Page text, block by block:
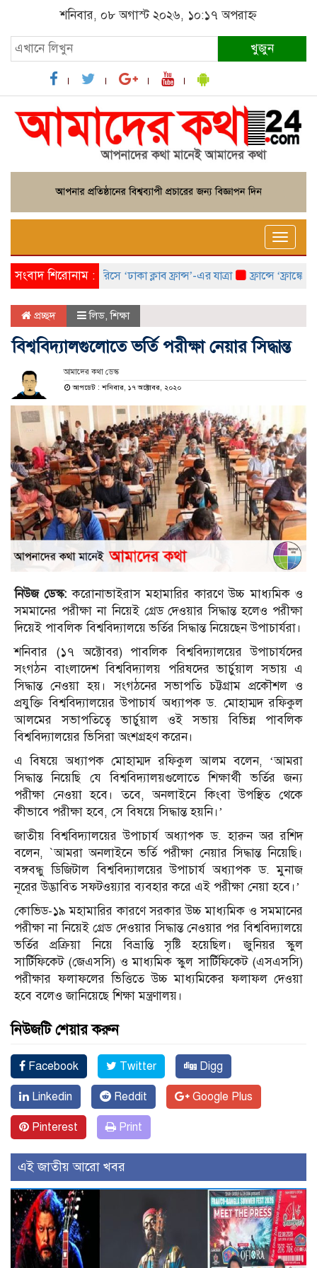
শনিবার, ০৮ অগাস্ট ২০২৬, ১০:১৭ অপরাহ্ন
খুজুন
Toggle
সংবাদ শিরোনাম :প্যারিসে ‘ঢাকা ক্লাব ফ্রান্স’-এর যাত্রা ফ্রান্সে ‘ফ্রাঙ্কো
প্রচ্ছদ লিড,শিক্ষা
বিশ্ববিদ্যালগুলোতে ভর্তি পরীক্ষা নেয়ার সিদ্ধান্ত
আমাদের কথা ডেস্ক
আপডেট : শনিবার, ১৭ অক্টোবর, ২০২০
নিউজ ডেস্ক: করোনাভাইরাস মহামারির কারণে উচ্চ মাধ্যমিক ও
সমমানের পরীক্ষা না নিয়েই গ্রেড দেওয়ার সিদ্ধান্ত হলেও পরীক্ষা
দিয়েই পাবলিক বিশ্ববিদ্যালয়ে ভর্তির সিদ্ধান্ত নিয়েছেন উপাচার্যরা।
শনিবার (১৭ অক্টোবর) পাবলিক বিশ্ববিদ্যালয়ের উপাচার্যদের
সংগঠন বাংলাদেশ বিশ্ববিদ্যালয় পরিষদের ভার্চুয়াল সভায় এ
সিদ্ধান্ত নেওয়া হয়। সংগঠনের সভাপতি চট্টগ্রাম প্রকৌশল ও
প্রযুক্তি বিশ্ববিদ্যালয়ের উপাচার্য অধ্যাপক ড. মোহাম্মদ রফিকুল
আলমের সভাপতিত্বে ভার্চুয়াল ওই সভায় বিভিন্ন পাবলিক
বিশ্ববিদ্যালয়ের ভিসিরা অংশগ্রহণ করেন।
এ বিষয়ে অধ্যাপক মোহাম্মদ রফিকুল আলম বলেন, ‘আমরা
সিদ্ধান্ত নিয়েছি যে বিশ্ববিদ্যালয়গুলোতে শিক্ষার্থী ভর্তির জন্য
পরীক্ষা নেওয়া হবে। তবে, অনলাইনে কিংবা উপস্থিত থেকে
কীভাবে পরীক্ষা হবে, সে বিষয়ে সিদ্ধান্ত হয়নি।’
জাতীয় বিশ্ববিদ্যালয়ের উপাচার্য অধ্যাপক ড. হারুন অর রশিদ
বলেন, `আমরা অনলাইনে ভর্তি পরীক্ষা নেয়ার সিদ্ধান্ত নিয়েছি।
বঙ্গবন্ধু ডিজিটাল বিশ্ববিদ্যালয়ের উপাচার্য অধ্যাপক ড. মুনাজ
নূরের উদ্ভাবিত সফটওয়্যার ব্যবহার করে এই পরীক্ষা নেয়া হবে।’
কোভিড-১৯ মহামারির কারণে সরকার উচ্চ মাধ্যমিক ও সমমানের
পরীক্ষা না নিয়েই গ্রেড দেওয়ার সিদ্ধান্ত নেওয়ার পর বিশ্ববিদ্যালয়ে
ভর্তির প্রক্রিয়া নিয়ে বিভ্রান্তি সৃষ্টি হয়েছিল। জুনিয়র স্কুল
সার্টিফিকেট (জেএসসি) ও মাধ্যমিক স্কুল সার্টিফিকেট (এসএসসি)
পরীক্ষার ফলাফলের ভিত্তিতে উচ্চ মাধ্যমিকের ফলাফল দেওয়া
হবে বলেও জানিয়েছে শিক্ষা মন্ত্রণালয়।
নিউজটি শেয়ার করুন
Facebook Twitter Digg
Linkedin Reddit Google Plus
Pinterest Print
এই জাতীয় আরো খবর